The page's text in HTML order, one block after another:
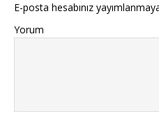
E-posta hesabınız
Yorum